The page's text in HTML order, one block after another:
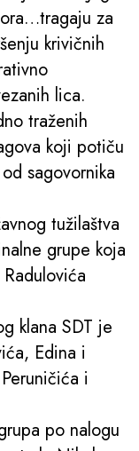
za
krivičnih
lica.
traženih
koji potiču
sagovornika
tužilaštva
grupe koja
klana SDT je
Edina i
i
po nalogu